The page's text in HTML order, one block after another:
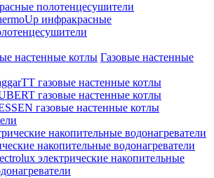
полотенцесушители
инфракрасные
Газовые настенные
газовые настенные котлы
газовые настенные котлы
газовые настенные котлы
накопительные водонагреватели
электрические накопительные